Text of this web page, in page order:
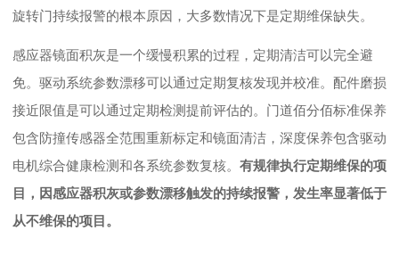
旋转门持续报警的根本原因，大多数情况下是定期维保缺失。
感应器镜面积灰是一个缓慢积累的过程，定期清洁可以完全避
免。驱动系统参数漂移可以通过定期复核发现并校准。配件磨损
接近限值是可以通过定期检测提前评估的。门道佰分佰标准保养
包含防撞传感器全范围重新标定和镜面清洁，深度保养包含驱动
电机综合健康检测和各系统参数复核。 有规律执行定期维保的项
目，因感应器积灰或参数漂移触发的持续报警，发生率显著低于
从不维保的项目。